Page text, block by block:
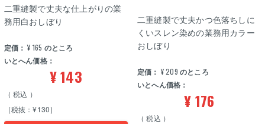
定価： ¥ 165 のところ
いとへん価格：
¥143
税込
［税抜：¥130］
二重縫製で丈夫な仕上がりの業
務用白おしぼり
定価： ¥209 のところ
いとへん価格：
¥176
税込
二重縫製で丈夫かつ色落ちしに
くいスレン染めの業務用カラー
おしぼり